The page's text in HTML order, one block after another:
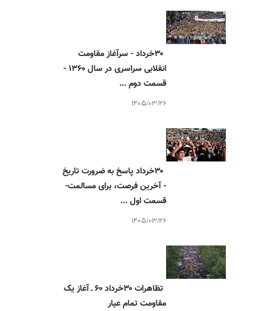
۳۰خرداد با مجاهدان اشرف
۳۰خرداد - سرآغاز مقاومت
انقلابی سراسری در سال ۱۳۶۰ -
قسمت دوم ...
1405/03/26
۳۰خرداد پاسخ به ضرورت تاریخ
- آخرین فرصت، برای مسالمت-
قسمت اول ...
1405/03/26
تظاهرات ۳۰خرداد ۶۰ ـ آغاز یک
مقاومت تمام عیار